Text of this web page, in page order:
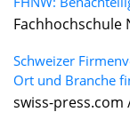
Fachhochschule
Schweizer
Ort und Branche
swiss-press.com